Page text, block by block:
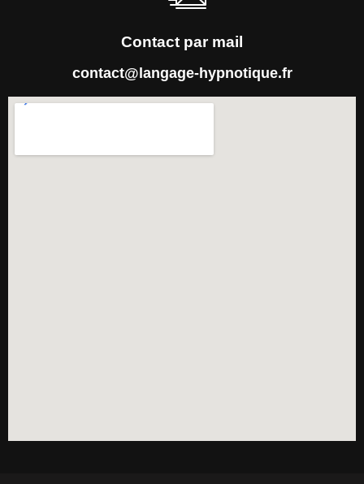
Contact par mail
contact@langage-hypnotique.fr